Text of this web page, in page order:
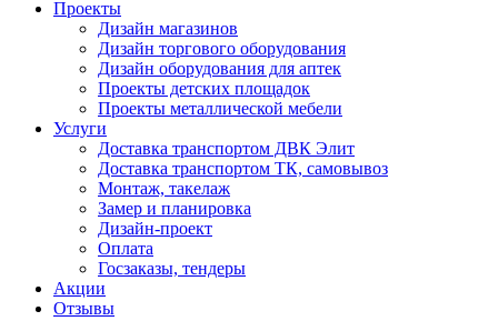
Проекты
Дизайн магазинов
Дизайн торгового оборудования
Дизайн оборудования для аптек
Проекты детских площадок
Проекты металлической мебели
Услуги
Доставка транспортом ДВК Элит
Доставка транспортом ТК, самовывоз
Монтаж, такелаж
Замер и планировка
Дизайн-проект
Оплата
Госзаказы, тендеры
Акции
Отзывы